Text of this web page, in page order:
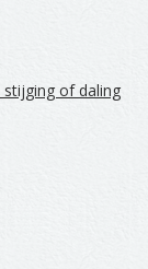
of daling